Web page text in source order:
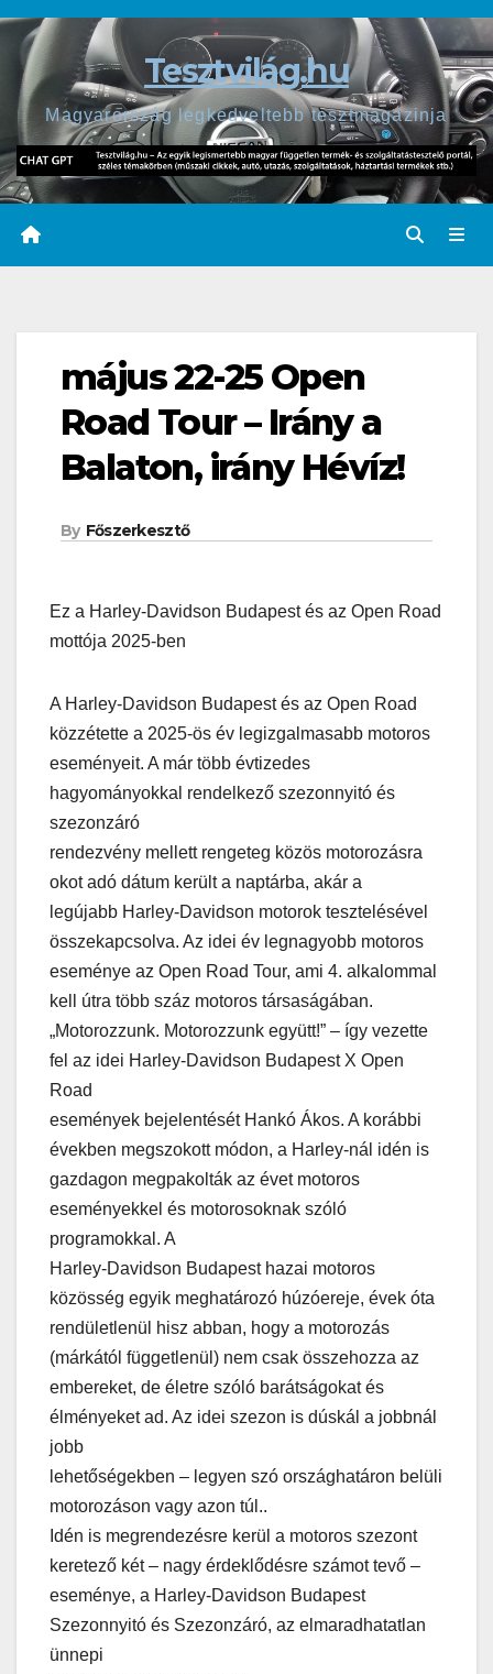
Skip
content
Tesztvilág.hu
Magyarország legkedveltebb tesztmagazinja
május 22-25 Open
Road Tour – Irány a
Balaton, irány Hévíz!
By Főszerkesztő
Ez a Harley-Davidson Budapest és az Open Road
mottója 2025-ben
A Harley-Davidson Budapest és az Open Road
közzétette a 2025-ös év legizgalmasabb motoros
eseményeit. A már több évtizedes
hagyományokkal rendelkező szezonnyitó és
szezonzáró
rendezvény mellett rengeteg közös motorozásra
okot adó dátum került a naptárba, akár a
legújabb Harley-Davidson motorok tesztelésével
összekapcsolva. Az idei év legnagyobb motoros
eseménye az Open Road Tour, ami 4. alkalommal
kell útra több száz motoros társaságában.
„Motorozzunk. Motorozzunk együtt!” – így vezette
fel az idei Harley-Davidson Budapest X Open
Road
események bejelentését Hankó Ákos. A korábbi
években megszokott módon, a Harley-nál idén is
gazdagon megpakolták az évet motoros
eseményekkel és motorosoknak szóló
programokkal. A
Harley-Davidson Budapest hazai motoros
közösség egyik meghatározó húzóereje, évek óta
rendületlenül hisz abban, hogy a motorozás
(márkától függetlenül) nem csak összehozza az
embereket, de életre szóló barátságokat és
élményeket ad. Az idei szezon is dúskál a jobbnál
jobb
lehetőségekben – legyen szó országhatáron belüli
motorozáson vagy azon túl..
Idén is megrendezésre kerül a motoros szezont
keretező két – nagy érdeklődésre számot tevő –
eseménye, a Harley-Davidson Budapest
Szezonnyitó és Szezonzáró, az elmaradhatatlan
ünnepi